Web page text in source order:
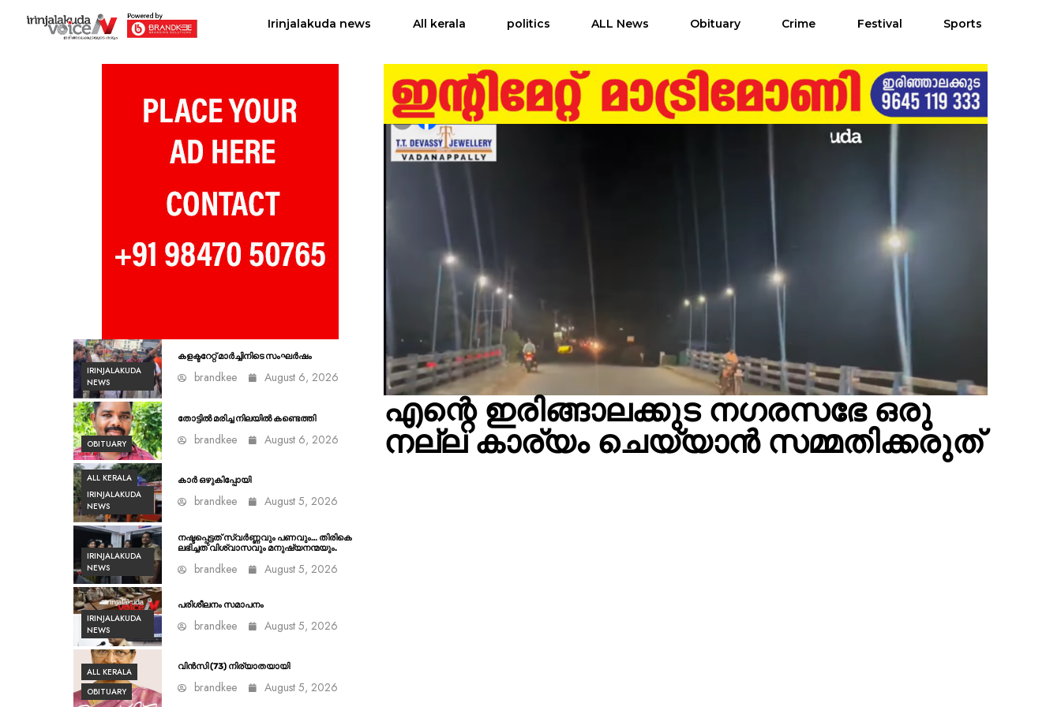
Irinjalakuda news All kerala politics ALL News Obituary Crime Festival Sports
എന്റെ ഇരിങ്ങാലക്കുട നഗരസഭേ ഒരു
നല്ല കാര്യം ചെയ്യാൻ സമ്മതിക്കരുത്
IRINJALAKUDA
NEWS
കളക്ടറേറ്റ് മാർച്ചിനിടെ സംഘർഷം
brandkee August 6, 2026
OBITUARY
തോട്ടിൽ മരിച്ച നിലയിൽ കണ്ടെത്തി
brandkee August 6, 2026
ALL KERALA
IRINJALAKUDA
NEWS
കാർ ഒഴുകിപ്പോയി
brandkee August 5, 2026
IRINJALAKUDA
NEWS
നഷ്ടപ്പെട്ടത് സ്വർണ്ണവും പണവും… തിരികെ
ലഭിച്ചത് വിശ്വാസവും മനുഷ്യനന്മയും.
brandkee August 5, 2026
IRINJALAKUDA
NEWS
പരിശീലനം സമാപനം
brandkee August 5, 2026
ALL KERALA
OBITUARY
വിൻസി (73) നിര്യാതയായി
brandkee August 5, 2026